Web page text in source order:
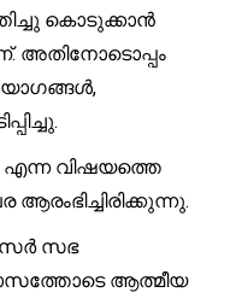
കൊടുക്കാൻ
അതിനോടൊപ്പം
എന്ന വിഷയത്തെ
സഭ
ആത്മീയ